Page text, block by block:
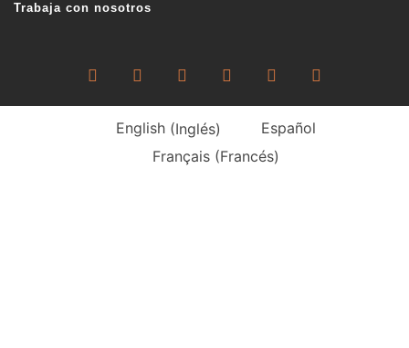
Trabaja con nosotros
English(Inglés)
Español
Français(Francés)